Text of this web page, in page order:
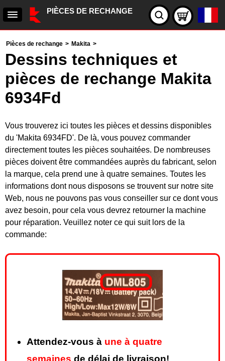
PIÈCES DE RECHANGE
Pièces de rechange > Makita >
Dessins techniques et
pièces de rechange Makita
6934Fd
Vous trouverez ici toutes les pièces et dessins disponibles
du 'Makita 6934FD'. De là, vous pouvez commander
directement toutes les pièces souhaitées. De nombreuses
pièces doivent être commandées auprès du fabricant, selon
la marque, cela prend une à quatre semaines. Toutes les
informations dont nous disposons se trouvent sur notre site
Web, nous ne pouvons pas vous conseiller sur ce dont vous
avez besoin, pour cela vous devrez retourner la machine
pour réparation. Veuillez noter ce qui suit lors de la
commande:
Attendez-vous à une à quatre
semaines de délai de livraison!